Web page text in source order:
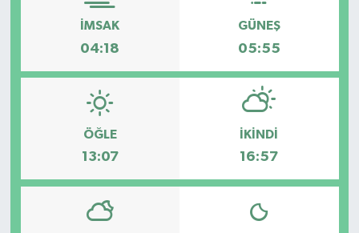
İMSAK
04:18
GÜNEŞ
05:55
ÖĞLE
13:07
İKINDI
16:57
Yaşam
Spor